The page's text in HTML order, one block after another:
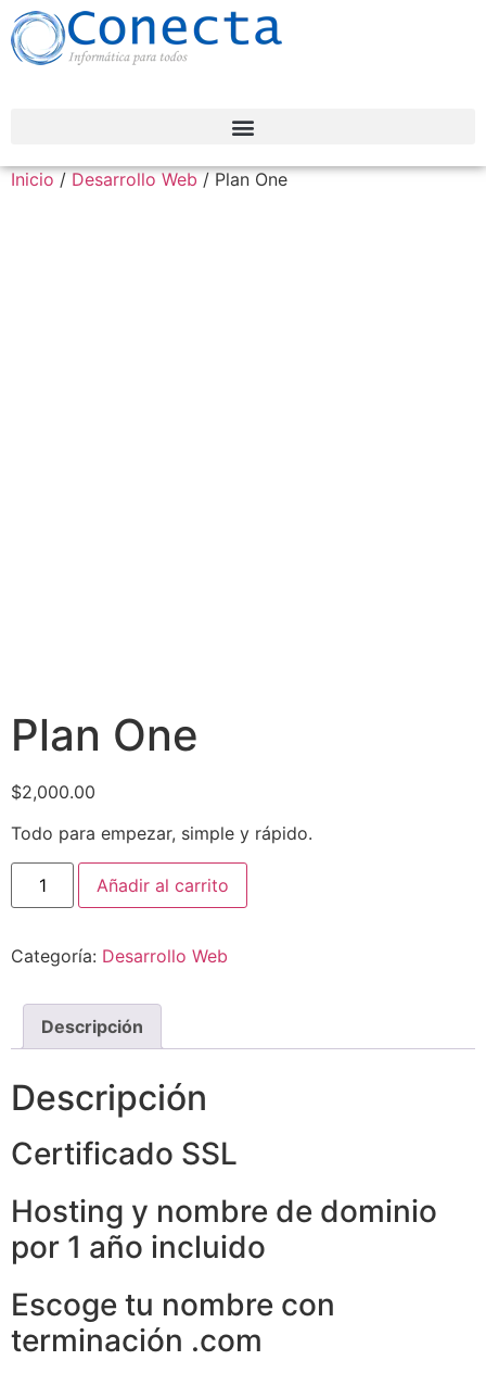
Inicio / Desarrollo Web / Plan One
Plan One
$2,000.00
Todo para empezar, simple y rápido.
Añadir al carrito
Categoría: Desarrollo Web
Descripción
Descripción
Certificado SSL
Hosting y nombre de dominio
por 1 año incluido
Escoge tu nombre con
terminación .com